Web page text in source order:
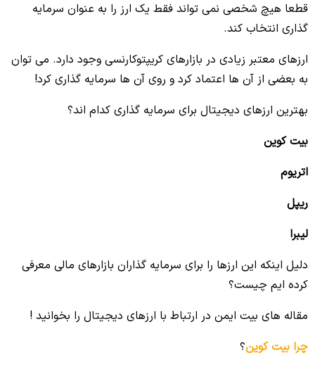
قطعا هیچ شخصی نمی تواند فقط یک ارز را به عنوان سرمایه
گذاری انتخاب کند.
ارزهای معتبر زیادی در بازارهای کریپتوکارنسی وجود دارد. می توان
به بعضی از آن ها اعتماد کرد و روی آن ها سرمایه گذاری کرد!
بهترین ارزهای دیجیتال برای سرمایه گذاری کدام اند؟
بیت کوین
اتریوم
ریپل
لیبرا
دلیل اینکه این ارزها را برای سرمایه گذاران بازارهای مالی معرفی
کرده ایم چیست؟
مقاله های بیت ایمن در ارتباط با ارزهای دیجیتال را بخوانید !
چرا بیت کوین؟